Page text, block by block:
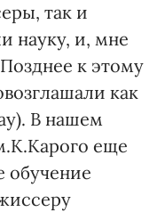
так и
науку, и, мне
к этому
как
В нашем
еще
обучение